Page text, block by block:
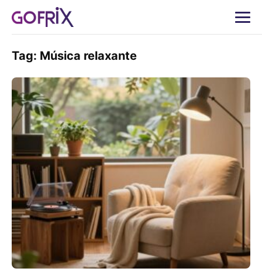
Tag: Música relaxante